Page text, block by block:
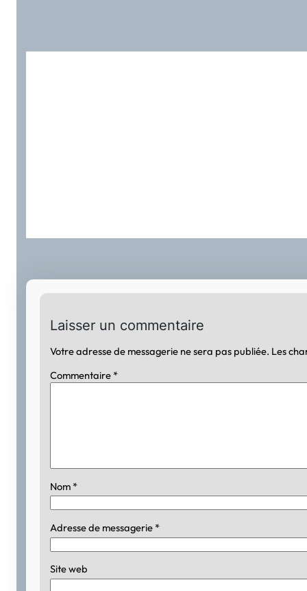
Laisser un commentaire
Votre adresse de messagerie ne sera pas publiée. Les
Commentaire *
Nom *
Adresse de messagerie *
Site web